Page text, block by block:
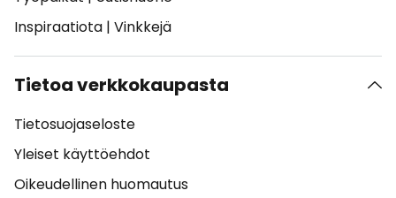
Inspiraatiota | Vinkkejä
Tietoa verkkokaupasta
Tietosuojaseloste
Yleiset käyttöehdot
Oikeudellinen huomautus